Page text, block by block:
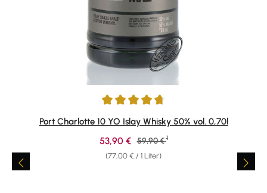
Durchschnittliche Bewertung von 4.84 von 5 Sternen
Port Charlotte 10 YO Islay Whisky 50% vol. 0,70l
(77,00 € / 1 Liter)
Verkaufspreis:
53,90 € Regulärer Preis:
59,90 € 1